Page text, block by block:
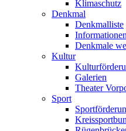
Klimaschutz
Denkmal
Denkmalliste
Denkmale
Kultur
Galerien
Theater
Sport